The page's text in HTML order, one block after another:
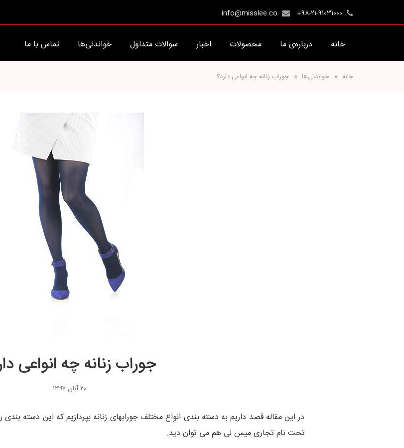
+۹۸-۲۱-۹۱۰۳۱۰۰۰
خانه درباره‌ی ما محصولات اخبار سوالات متداول خواندنی‌ها تماس با ما
خانه خواندنی‌ها جوراب زنانه چه انواعی دارد؟
جوراب زنانه چه انواعی
۲۰ آبان ۱۳۹۷
در این مقاله قصد داریم به دسته بندی انواع مختلف جورابهای زنانه بپردازیم که این دسته
تحت نام تجاری میس لی هم می توان دید.